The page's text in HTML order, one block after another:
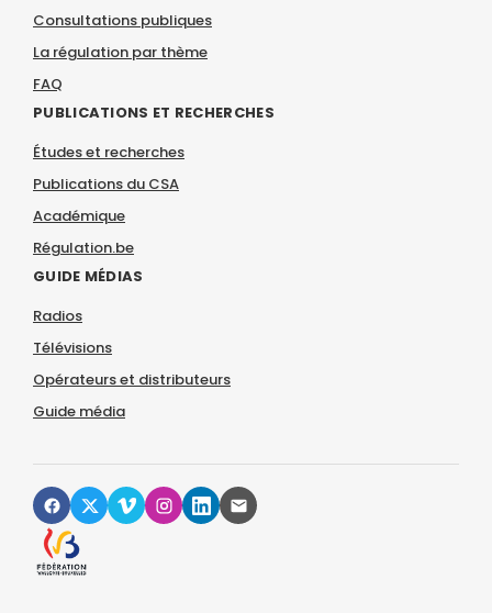
Consultations publiques
La régulation par thème
FAQ
PUBLICATIONS ET RECHERCHES
Études et recherches
Publications du CSA
Académique
Régulation.be
GUIDE MÉDIAS
Radios
Télévisions
Opérateurs et distributeurs
Guide média